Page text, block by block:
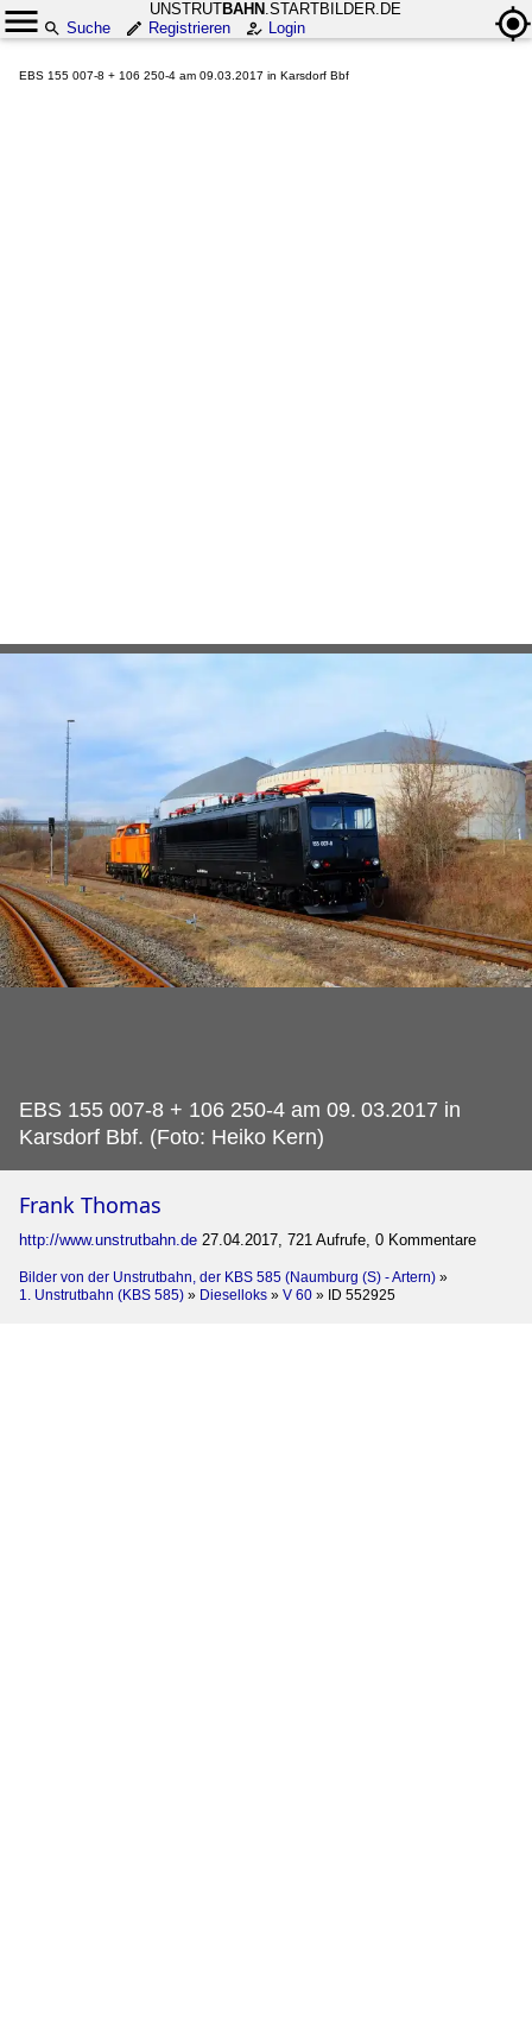
UNSTRUTBAHN .STARTBILDER.DE
Suche
Registrieren Login
EBS 155 007-8 + 106 250-4 am 09.03.2017 in Karsdorf Bbf
EBS 155 007-8 + 106 250-4 am 09. 03.2017 in
Karsdorf Bbf. (Foto: Heiko Kern)
Frank Thomas
http://www.unstrutbahn.de 27.04.2017, 721 Aufrufe, 0 Kommentare
Bilder von der Unstrutbahn, der KBS 585 (Naumburg (S) - Artern) »
1. Unstrutbahn (KBS 585) » Dieselloks » V 60 » ID 552925